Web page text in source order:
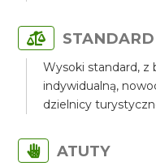
STANDARD
Wysoki standard, z
indywidualną,
dzielnicy
ATUTY